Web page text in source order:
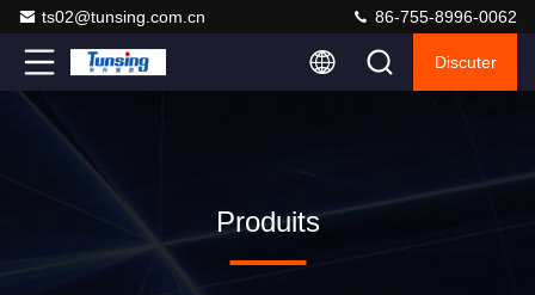
ts02@tunsing.com.cn 86-755-8996-0062
Discuter
Produits